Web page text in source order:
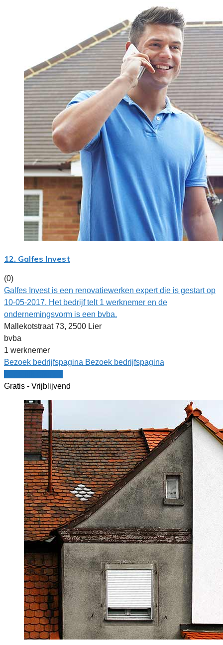
12. Galfes Invest
(0)
Galfes Invest is een renovatiewerken expert die is gestart op
10-05-2017. Het bedrijf telt 1 werknemer en de
ondernemingsvorm is een bvba.
Mallekotstraat 73, 2500 Lier
bvba
1 werknemer
Bezoek bedrijfspagina Bezoek bedrijfspagina
Gratis - Vrijblijvend